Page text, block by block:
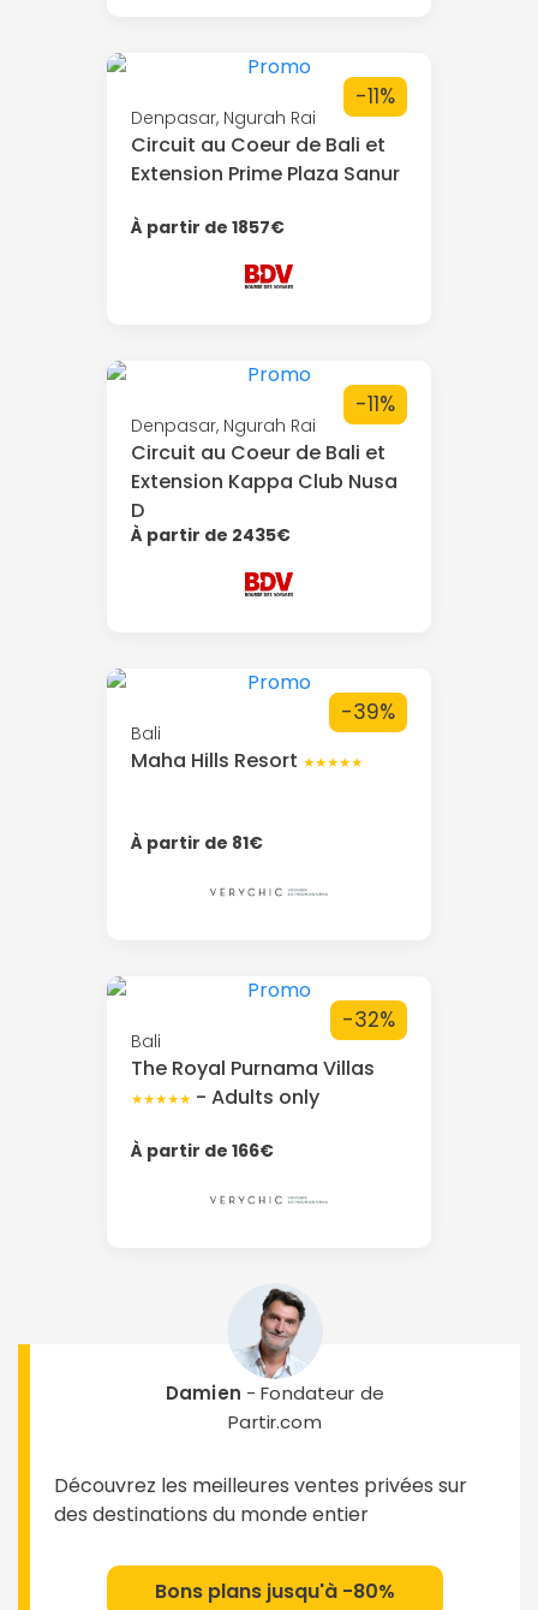
Denpasar, Ngurah Rai
Circuit au Coeur de Bali et
Extension Prime Plaza Sanur
À partir de 1857€
-11%
Denpasar, Ngurah Rai
Circuit au Coeur de Bali et
Extension Kappa Club Nusa
D
À partir de 2435€
-11%
Bali
Maha Hills Resort ★★★★★
À partir de 81€
-39%
Bali
The Royal Purnama Villas
★★★★★ - Adults only
À partir de 166€
-32%
Damien - Fondateur de
Partir.com
Découvrez les meilleures ventes privées sur
des destinations du monde entier
Bons plans jusqu'à -80%